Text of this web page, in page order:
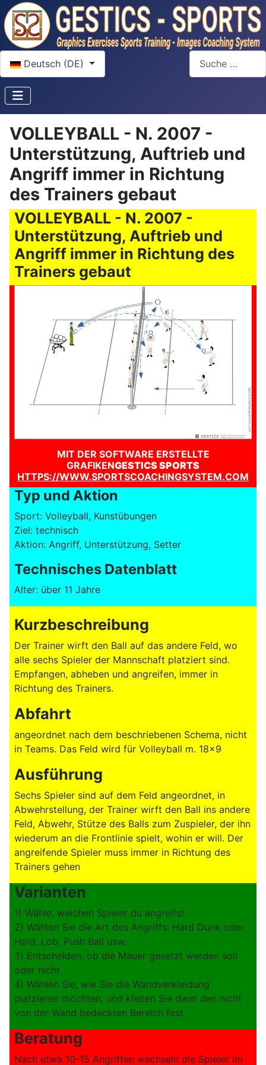
Sprache auswählen
Deutsch (DE)
Suchen
VOLLEYBALL - N. 2007 -
Unterstützung, Auftrieb und
Angriff immer in Richtung
des Trainers gebaut
VOLLEYBALL - N. 2007 -
Unterstützung, Auftrieb und
Angriff immer in Richtung des
Trainers gebaut
MIT DER SOFTWARE ERSTELLTE
GRAFIKENGESTICS SPORTS
HTTPS://WWW.SPORTSCOACHINGSYSTEM.COM
Typ und Aktion
Sport: Volleyball, Kunstübungen
Ziel: technisch
Aktion: Angriff, Unterstützung, Setter
Technisches Datenblatt
Alter: über 11 Jahre
Kurzbeschreibung
Der Trainer wirft den Ball auf das andere Feld, wo
alle sechs Spieler der Mannschaft platziert sind.
Empfangen, abheben und angreifen, immer in
Richtung des Trainers.
Abfahrt
angeordnet nach dem beschriebenen Schema, nicht
in Teams. Das Feld wird für Volleyball m. 18x9
Ausführung
Sechs Spieler sind auf dem Feld angeordnet, in
Abwehrstellung, der Trainer wirft den Ball ins andere
Feld, Abwehr, Stütze des Balls zum Zuspieler, der ihn
wiederum an die Frontlinie spielt, wohin er will. Der
angreifende Spieler muss immer in Richtung des
Trainers gehen
Varianten
1) Wähle, welchen Spieler du angreifst
2) Wählen Sie die Art des Angriffs: Hard Dunk oder
Hold, Lob, Push Ball usw.
3) Entscheiden, ob die Mauer gesetzt werden soll
oder nicht
4) Wählen Sie, wie Sie die Wandverkleidung
platzieren möchten, und kleben Sie dann den nicht
von der Wand bedeckten Bereich fest
Beratung
Nach etwa 10-15 Angriffen wechseln die Spieler im